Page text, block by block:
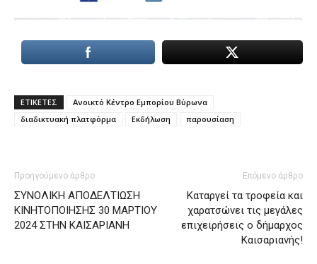
ΕΤΙΚΕΤΕΣ
Ανοικτό Κέντρο Εμπορίου Βύρωνα
διαδικτυακή πλατφόρμα
Εκδήλωση παρουσίαση
Προηγούμενο άρθρο
ΣΥΝΟΛΙΚΗ ΑΠΟΔΕΛΤΙΩΣΗ
ΚΙΝΗΤΟΠΟΙΗΣΗΣ 30 ΜΑΡΤΙΟΥ
2024 ΣΤΗΝ ΚΑΙΣΑΡΙΑΝΗ
Επόμενο άρθρο
Καταργεί τα τροφεία και
χαρατσώνει τις μεγάλες
επιχειρήσεις ο δήμαρχος
Καισαριανής!